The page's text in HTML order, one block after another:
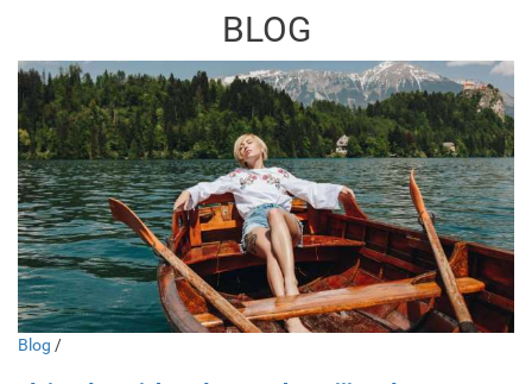
BLOG
Blog /